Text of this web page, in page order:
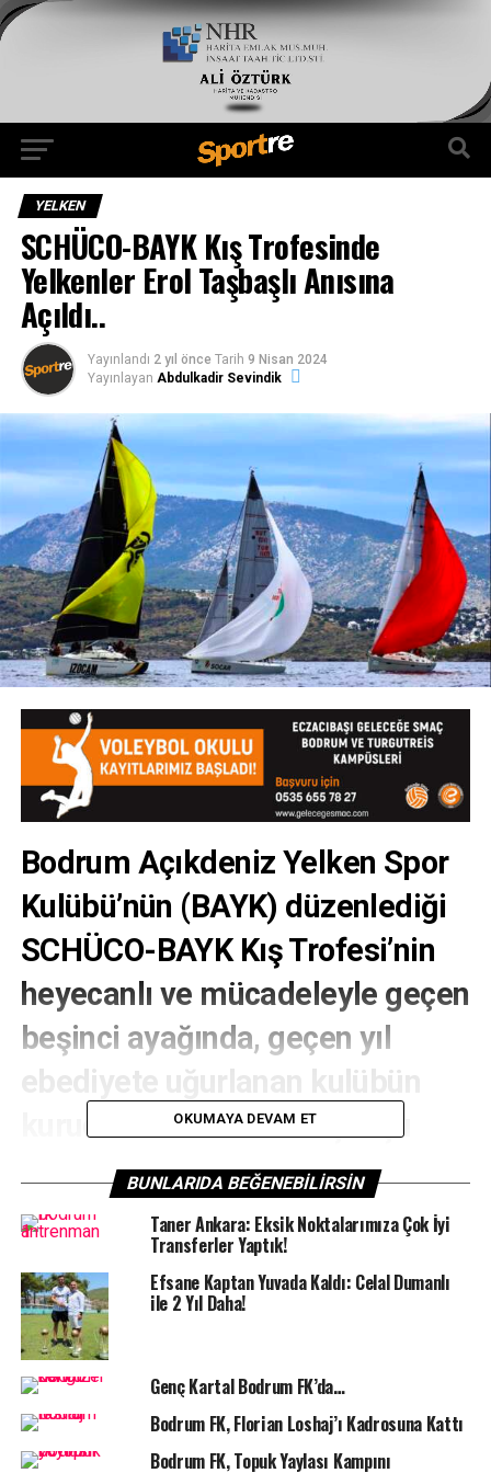
YELKEN
SCHÜCO-BAYK Kış Trofesinde
Yelkenler Erol Taşbaşlı Anısına
Açıldı..
Yayınlandı 2 yıl önce Tarih 9 Nisan 2024
Yayınlayan Abdulkadir Sevindik
Bodrum Açıkdeniz Yelken Spor
Kulübü’nün (BAYK) düzenlediği
SCHÜCO-BAYK Kış Trofesi’nin
heyecanlı ve mücadeleyle geçen
beşinci ayağında, geçen yıl
ebediyete uğurlanan kulübün
kurucularından Erol Taşbaşlı
BODRUM SPOR TV –Türkiye’de ilk kış trofesi
yarışlarını gerçekleştiren BAYK’ın Milta Bodrum Marina
ve Bodrum Marina Yacht Club iş birliği ile SCHÜCO
Türkiye ana sponsorluğunda düzenlediği yarışların
beşinci ayağında 25 teknede ekipler yelken açtı. Trio
sınıfı ikinci ayak yarışları ise cuma günü tamamlandı.
Yedi ayaktan oluşan ve finale yaklaşılan trofe
OKUMAYA DEVAM ET
BUNLARIDA BEĞENEBILIRSIN
Taner Ankara: Eksik Noktalarımıza Çok İyi
Transferler Yaptık!
Efsane Kaptan Yuvada Kaldı: Celal Dumanlı
ile 2 Yıl Daha!
Genç Kartal Bodrum FK’da…
Bodrum FK, Florian Loshaj’ı Kadrosuna Kattı
Bodrum FK, Topuk Yaylası Kampını